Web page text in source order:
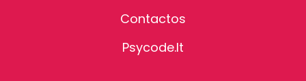
Contactos
Psycode.it